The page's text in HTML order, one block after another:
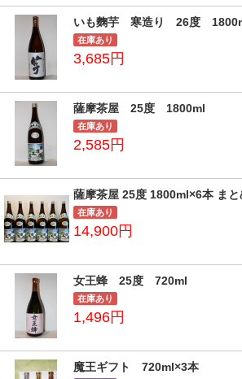
いも麴芋 寒造り 26度
在庫あり
3,685円
薩摩茶屋 25度 1800ml
在庫あり
2,585円
薩摩茶屋 25度 1800ml×6本 ま
在庫あり
14,900円
女王蜂 25度 720ml
在庫あり
1,496円
魔王ギフト 720ml×3本